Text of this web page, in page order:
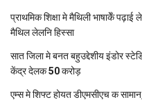
प्राथमिक शि‍क्षा मे मैथि‍ली भाषाकेँ
मैथिल लेलनि हिस्सा
सात जिला मे बनत बहुउद्देशीय इंडोर
केंद्र देलक 50 करोड़
एम्स मे शिफ्ट होयत डीएमसीएच क